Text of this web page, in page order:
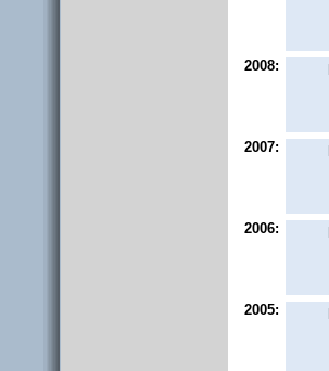
2008:
2007:
2006:
2005: